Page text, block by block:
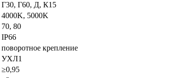
Г30, Г60, Д, К15
4000K, 5000K
70, 80
IP66
поворотное крепление
УХЛ1
≥0,95